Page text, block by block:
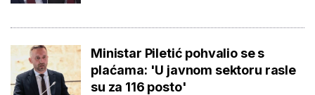
Ministar Piletić pohvalio se s
plaćama: 'U javnom sektoru rasle
su za 116 posto'